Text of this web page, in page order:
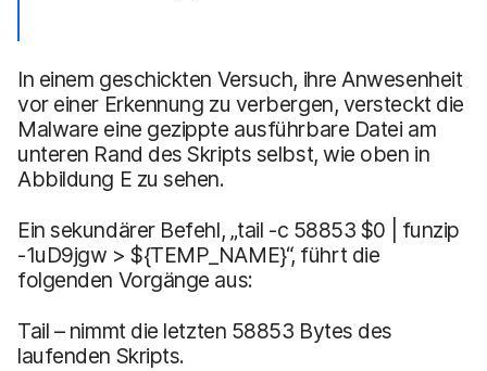
In einem geschickten Versuch, ihre Anwesenheit
vor einer Erkennung zu verbergen, versteckt die
Malware eine gezippte ausführbare Datei am
unteren Rand des Skripts selbst, wie oben in
Abbildung E zu sehen.
Ein sekundärer Befehl, „tail -c 58853 $0 | funzip
-1uD9jgw > ${TEMP_NAME}“, führt die
folgenden Vorgänge aus:
Tail – nimmt die letzten 58853 Bytes des
laufenden Skripts.